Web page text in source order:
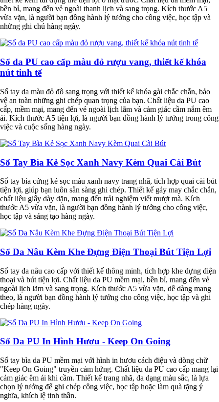
bền bỉ, mang đến vẻ ngoài thanh lịch và sang trọng. Kích thước A5
vừa vặn, là người bạn đồng hành lý tưởng cho công việc, học tập và
những ghi chú hàng ngày.
Sổ da PU cao cấp màu đỏ rượu vang, thiết kế khóa
nút tinh tế
Sổ tay da màu đỏ đô sang trọng với thiết kế khóa gài chắc chắn, bảo
vệ an toàn những ghi chép quan trọng của bạn. Chất liệu da PU cao
cấp, mềm mại, mang đến vẻ ngoài lịch lãm và cảm giác cầm nắm êm
ái. Kích thước A5 tiện lợi, là người bạn đồng hành lý tưởng trong công
việc và cuộc sống hàng ngày.
Sổ Tay Bìa Kẻ Sọc Xanh Navy Kèm Quai Cài Bút
Sổ tay bìa cứng kẻ sọc màu xanh navy trang nhã, tích hợp quai cài bút
tiện lợi, giúp bạn luôn sẵn sàng ghi chép. Thiết kế gáy may chắc chắn,
chất liệu giấy dày dặn, mang đến trải nghiệm viết mượt mà. Kích
thước A5 vừa vặn, là người bạn đồng hành lý tưởng cho công việc,
học tập và sáng tạo hàng ngày.
Sổ Da Nâu Kèm Khe Đựng Điện Thoại Bút Tiện Lợi
Sổ tay da nâu cao cấp với thiết kế thông minh, tích hợp khe đựng điện
thoại và bút tiện lợi. Chất liệu da PU mềm mại, bền bỉ, mang đến vẻ
ngoài lịch lãm và sang trọng. Kích thước A5 vừa vặn, dễ dàng mang
theo, là người bạn đồng hành lý tưởng cho công việc, học tập và ghi
chép hàng ngày.
Sổ Da PU In Hình Hươu - Keep On Going
Sổ tay bìa da PU mềm mại với hình in hươu cách điệu và dòng chữ
"Keep On Going" truyền cảm hứng. Chất liệu da PU cao cấp mang lại
cảm giác êm ái khi cầm. Thiết kế trang nhã, đa dạng màu sắc, là lựa
chọn lý tưởng để ghi chép công việc, học tập hoặc làm quà tặng ý
nghĩa, khích lệ tinh thần.